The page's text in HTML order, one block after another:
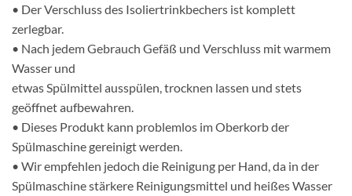
• Der Verschluss des Isoliertrinkbechers ist komplett
zerlegbar.
• Nach jedem Gebrauch Gefäß und Verschluss mit warmem
Wasser und
etwas Spülmittel ausspülen, trocknen lassen und stets
geöffnet aufbewahren.
• Dieses Produkt kann problemlos im Oberkorb der
Spülmaschine gereinigt werden.
• Wir empfehlen jedoch die Reinigung per Hand, da in der
Spülmaschine stärkere Reinigungsmittel und heißes Wasser